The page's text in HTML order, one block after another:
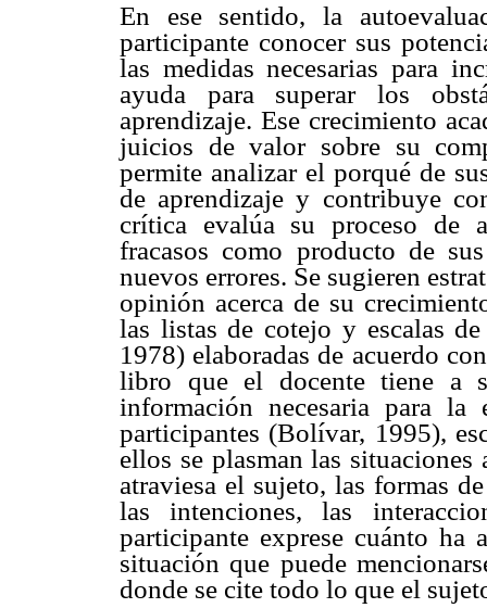
En ese sentido, la
participante conocer sus
las medidas necesarias para
ayuda para superar los
aprendizaje. Ese crecimiento
juicios de valor sobre su
permite analizar el porqué de
de aprendizaje y contribuye
crítica evalúa su proceso de
fracasos como producto de
nuevos errores. Se sugieren
opinión acerca de su
las listas de cotejo y escalas
1978) elaboradas de acuerdo
libro que el docente tiene a
información necesaria para
participantes (Bolívar, 1995),
ellos se plasman las situaciones
atraviesa el sujeto, las formas
las intenciones, las
participante exprese cuánto ha
situación que puede
donde se cite todo lo que el